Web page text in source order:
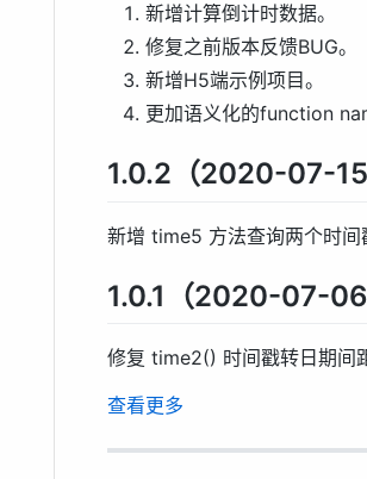
新增计算倒计时数据。
修复之前版本反馈BUG。
新增H5端示例项目。
更加语义化的function
1.0.2（2020-07-15
新增 time5 方法查询两个时
1.0.1（2020-07-06
修复 time2() 时间戳转日期间
查看更多